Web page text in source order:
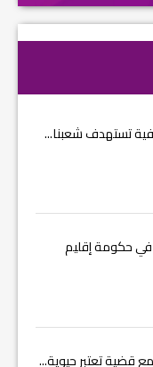
تستهدف شعبنا...
في حكومة إقليم
قضية تعتبر حيوية...